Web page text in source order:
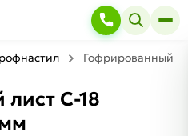
Гофрированный
С-18